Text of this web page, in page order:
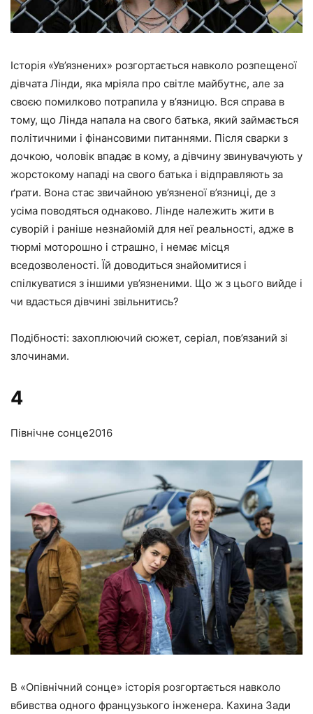
Історія «Ув’язнених» розгортається навколо розпещеної
дівчата Лінди, яка мріяла про світле майбутнє, але за
своєю помилково потрапила у в’язницю. Вся справа в
тому, що Лінда напала на свого батька, який займається
політичними і фінансовими питаннями. Після сварки з
дочкою, чоловік впадає в кому, а дівчину звинувачують у
жорстокому нападі на свого батька і відправляють за
ґрати. Вона стає звичайною ув’язненої в’язниці, де з
усіма поводяться однаково. Лінде належить жити в
суворій і раніше незнайомій для неї реальності, адже в
тюрмі моторошно і страшно, і немає місця
вседозволеності. Їй доводиться знайомитися і
спілкуватися з іншими ув’язненими. Що ж з цього вийде і
чи вдасться дівчині звільнитись?
Подібності: захоплюючий сюжет, серіал, пов’язаний зі
злочинами.
4
Північне сонце2016
В «Опівнічний сонце» історія розгортається навколо
вбивства одного французького інженера. Кахина Зади